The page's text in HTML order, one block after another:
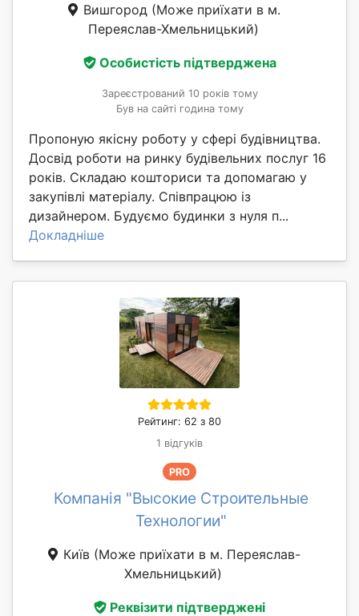
Вишгород (Може приїхати в м.
Переяслав-Хмельницький)
Особистість підтверджена
Зареєстрований 10 років тому
Був на сайті година тому
Пропоную якісну роботу у сфері будівництва.
Досвід роботи на ринку будівельних послуг 16
років. Складаю кошториси та допомагаю у
закупівлі матеріалу. Співпрацюю із
дизайнером. Будуємо будинки з нуля п...
Докладніше
Рейтинг: 62 з 80
1 відгуків
PRO
Компанія "Высокие Строительные
Технологии"
Київ (Може приїхати в м. Переяслав-
Хмельницький)
Реквізити підтверджені